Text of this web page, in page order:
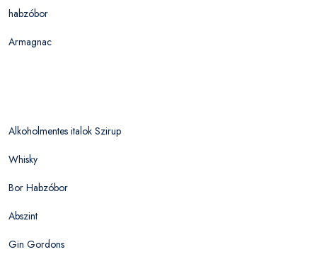
habzóbor
Armagnac
Alkoholmentes italok Szirup
Whisky
Bor Habzóbor
Abszint
Gin Gordons